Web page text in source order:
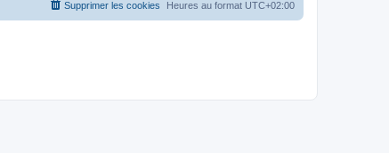
Heures au format UTC+02:00
Supprimer les cookies